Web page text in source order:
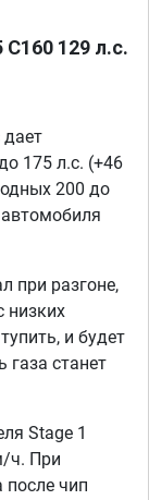
129 л.с.
дает
175 л.с. (+46
200 до
при разгоне,
низких
и будет
газа станет
Stage 1
ч. При
после чип